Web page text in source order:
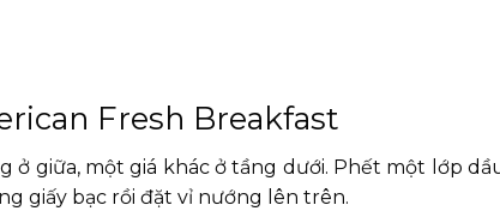
Fresh Breakfast
ở giữa, một giá khác ở tầng dưới. Phết một lớp
giấy bạc rồi đặt vỉ nướng lên trên.